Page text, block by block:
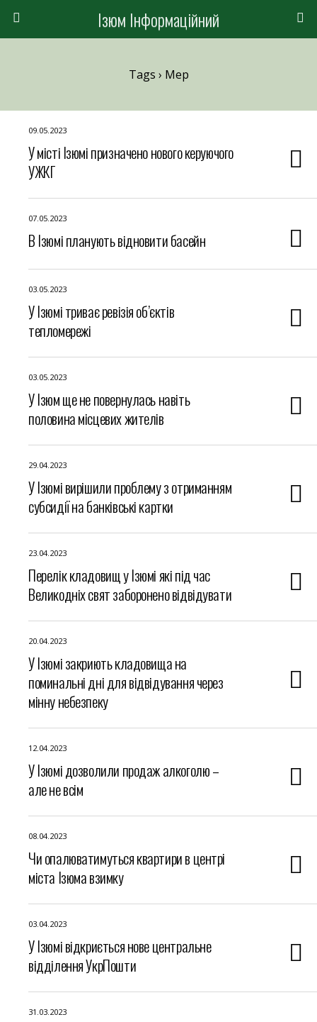
Ізюм Інформаційний
Tags › Мер
09.05.2023
У місті Ізюмі призначено нового керуючого
УЖКГ
07.05.2023
В Ізюмі планують відновити басейн
03.05.2023
У Ізюмі триває ревізія об’єктів
тепломережі
03.05.2023
У Ізюм ще не повернулась навіть
половина місцевих жителів
29.04.2023
У Ізюмі вирішили проблему з отриманням
субсидії на банківські картки
23.04.2023
Перелік кладовищ у Ізюмі які під час
Великодніх свят заборонено відвідувати
20.04.2023
У Ізюмі закриють кладовища на
поминальні дні для відвідування через
мінну небезпеку
12.04.2023
У Ізюмі дозволили продаж алкоголю –
але не всім
08.04.2023
Чи опалюватимуться квартири в центрі
міста Ізюма взимку
03.04.2023
У Ізюмі відкриється нове центральне
відділення УкрПошти
31.03.2023